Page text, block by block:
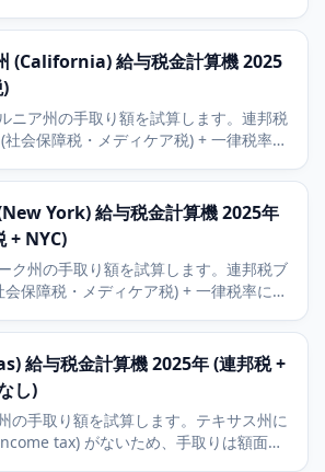
(California) 給与税金計算機 2025
ニア州の手取り額を試算します。連邦税
会保障税・メディケア税) + 一律税率に
療貯蓄口座) の控除に対応。
York) 給与税金計算機 2025年
+ NYC)
ク州の手取り額を試算します。連邦税ブ
保障税・メディケア税) + 一律税率によ
す。
給与税金計算機 2025年 (連邦税 +
し)
の手取り額を試算します。テキサス州に
tax) がないため、手取りは額面か